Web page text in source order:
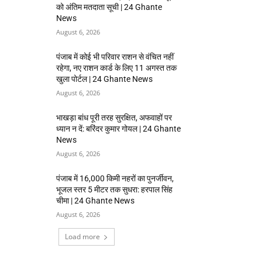
को अंतिम मतदाता सूची | 24 Ghante
News
August 6, 2026
पंजाब में कोई भी परिवार राशन से वंचित नहीं
रहेगा, नए राशन कार्ड के लिए 11 अगस्त तक
खुला पोर्टल | 24 Ghante News
August 6, 2026
भाखड़ा बांध पूरी तरह सुरक्षित, अफवाहों पर
ध्यान न दें: बरिंदर कुमार गोयल | 24 Ghante
News
August 6, 2026
पंजाब में 16,000 किमी नहरों का पुनर्जीवन,
भूजल स्तर 5 मीटर तक सुधरा: हरपाल सिंह
चीमा | 24 Ghante News
August 6, 2026
Load more